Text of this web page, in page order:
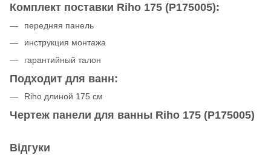
Комплект поставки Riho 175 (P175005):
передняя панель
инструкция монтажа
гарантийный талон
Подходит для ванн:
Riho длиной 175 см
Чертеж панели для ванны Riho 175 (P175005)
Відгуки